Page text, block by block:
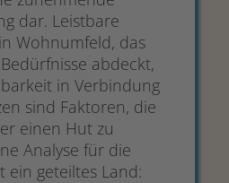
dar. Leistbare
Wohnumfeld, das
abdeckt,
in Verbindung
sind Faktoren, die
einen Hut zu
Analyse für die
ein geteiltes Land: